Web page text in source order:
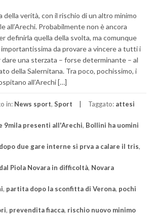
della verità, con il rischio di un altro minimo
all’Arechi. Probabilmente non è ancora
definirla quella della svolta, ma comunque
importantissima da provare a vincere a tutti i
una sterzata – forse determinante – al
della Salernitana. Tra poco, pochissimo, i
all’Arechi […]
in: News sport, Sport Taggato: attesi
9mila presenti all'Arechi, Bollini ha uomini
dopo due gare interne si prva a calare il tris,
Piola Novara in difficoltà, Novara
, partita dopo la sconfitta di Verona, pochi
, prevendita fiacca, rischio nuovo minimo